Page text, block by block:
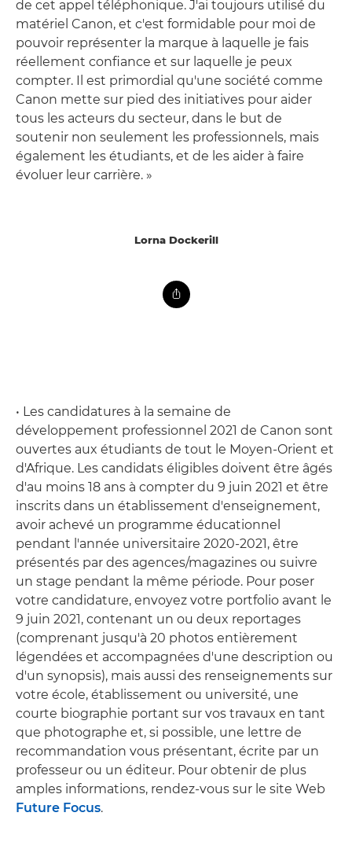
de cet appel téléphonique. J'ai toujours utilisé du
matériel Canon, et c'est formidable pour moi de
pouvoir représenter la marque à laquelle je fais
réellement confiance et sur laquelle je peux
compter. Il est primordial qu'une société comme
Canon mette sur pied des initiatives pour aider
tous les acteurs du secteur, dans le but de
soutenir non seulement les professionnels, mais
également les étudiants, et de les aider à faire
évoluer leur carrière. »
Lorna Dockerill
• Les candidatures à la semaine de
développement professionnel 2021 de Canon sont
ouvertes aux étudiants de tout le Moyen-Orient et
d'Afrique. Les candidats éligibles doivent être âgés
d'au moins 18 ans à compter du 9 juin 2021 et être
inscrits dans un établissement d'enseignement,
avoir achevé un programme éducationnel
pendant l'année universitaire 2020-2021, être
présentés par des agences/magazines ou suivre
un stage pendant la même période. Pour poser
votre candidature, envoyez votre portfolio avant le
9 juin 2021, contenant un ou deux reportages
(comprenant jusqu'à 20 photos entièrement
légendées et accompagnées d'une description ou
d'un synopsis), mais aussi des renseignements sur
votre école, établissement ou université, une
courte biographie portant sur vos travaux en tant
que photographe et, si possible, une lettre de
recommandation vous présentant, écrite par un
professeur ou un éditeur. Pour obtenir de plus
amples informations, rendez-vous sur le site Web
Future Focus.